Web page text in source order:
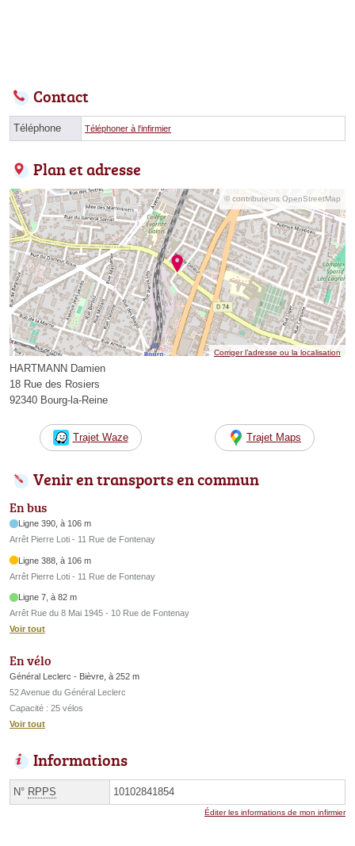
Contact
Téléphone Téléphoner à l'infirmier
Plan et adresse
© contributeurs OpenStreetMap
Corriger l’adresse ou la localisation
HARTMANN Damien
18 Rue des Rosiers
92340 Bourg-la-Reine
Trajet Waze Trajet Maps
Venir en transports en commun
En bus
Ligne 390, à 106 m
Arrêt Pierre Loti - 11 Rue de Fontenay
Ligne 388, à 106 m
Arrêt Pierre Loti - 11 Rue de Fontenay
Ligne 7, à 82 m
Arrêt Rue du 8 Mai 1945 - 10 Rue de Fontenay
Voir tout
En vélo
Général Leclerc - Bièvre, à 252 m
52 Avenue du Général Leclerc
Capacité : 25 vélos
Voir tout
Informations
N° RPPS 10102841854
Éditer les informations de mon infirmier